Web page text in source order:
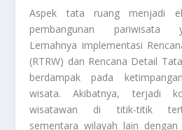
Aspek tata ruang menjadi
pembangunan pariwisata
Lemahnya implementasi
(RTRW) dan Rencana Detail
berdampak pada
wisata. Akibatnya, terjadi
wisatawan di titik-titik
sementara wilayah lain